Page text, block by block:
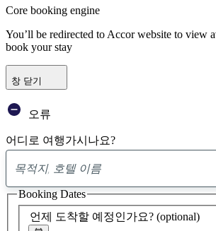
Core booking engine
You’ll be redirected to Accor website to view
book your stay
창 닫기
오류
어디로 여행가시나요?
제
안
발
견
언제 도착할 예정인가요? (optional)
Booking Dates